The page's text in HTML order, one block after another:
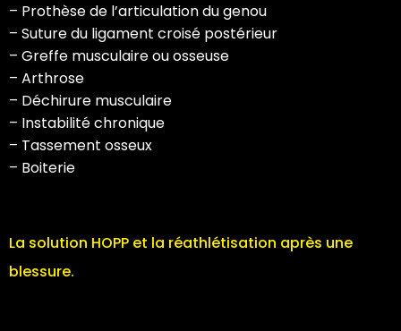
– Prothèse de l’articulation du genou
– Suture du ligament croisé postérieur
– Greffe musculaire ou osseuse
– Arthrose
– Déchirure musculaire
– Instabilité chronique
– Tassement osseux
– Boiterie
La solution HOPP et la réathlétisation après une
blessure.